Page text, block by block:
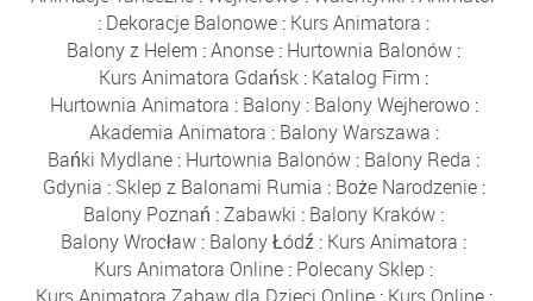
: Dekoracje Balonowe : Kurs Animatora :
Balony z Helem :Anonse : Hurtownia Balonów :
Kurs Animatora Gdańsk : Katalog Firm :
Hurtownia Animatora : Balony: Balony Wejherowo:
Akademia Animatora : Balony Warszawa :
Bańki Mydlane : Hurtownia Balonów : Balony Reda :
Gdynia : Sklep z Balonami Rumia : Boże Narodzenie:
Balony Poznań :Zabawki : Balony Kraków :
Balony Wrocław : Balony Łódź : Kurs Animatora :
Kurs Animatora Online : Polecany Sklep :